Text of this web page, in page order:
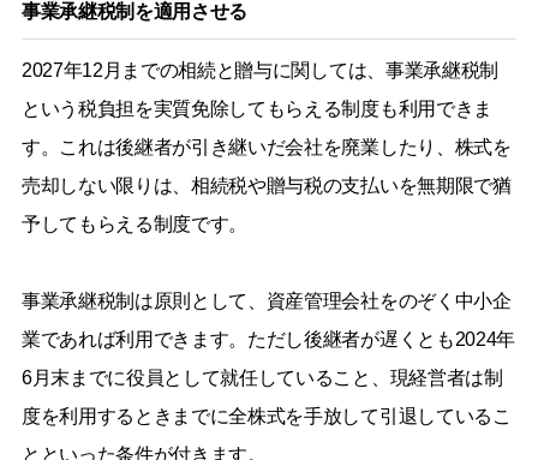
事業承継税制を適用させる
2027年12月までの相続と贈与に関しては、事業承継税制
という税負担を実質免除してもらえる制度も利用できま
す。これは後継者が引き継いだ会社を廃業したり、株式を
売却しない限りは、相続税や贈与税の支払いを無期限で猶
予してもらえる制度です。
事業承継税制は原則として、資産管理会社をのぞく中小企
業であれば利用できます。ただし後継者が遅くとも2024年
6月末までに役員として就任していること、現経営者は制
度を利用するときまでに全株式を手放して引退しているこ
とといった条件が付きます。